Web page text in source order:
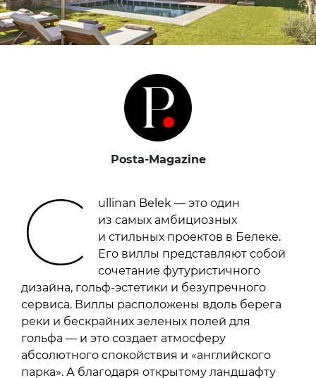
Posta-Magazine
C
ullinan Belek — это один
из самых амбициозных
и стильных проектов в Белеке.
Его виллы представляют собой
сочетание футуристичного
дизайна, гольф-эстетики и безупречного
сервиса. Виллы расположены вдоль берега
реки и бескрайних зеленых полей для
гольфа — и это создает атмосферу
абсолютного спокойствия и «английского
парка». А благодаря открытому ландшафту